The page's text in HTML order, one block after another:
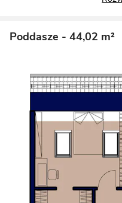
Poddasze - 44,02 m²